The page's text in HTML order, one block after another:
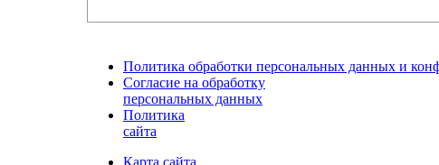
Политика обработки персональных данных и
Согласие на обработку
персональных данных
Политика
сайта
Карта сайта